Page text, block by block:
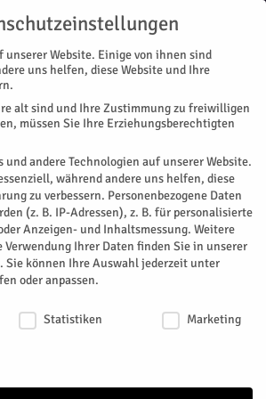
Verfolgungsjagd
Verfolgungsjagd
einem A4-Rastplatz habe sich ein 47
fahrenden Lkw eines mutmaßlichen
Der LKW-Fahrer habe den
beschädigt, habe dies ignoriert und
Rastplatz gefahren. Es geschah am
unserer Website. Einige von ihnen sind
uns helfen, diese Website und Ihre
alt sind und Ihre Zustimmung zu freiwilligen
müssen Sie Ihre Erziehungsberechtigten
und andere Technologien auf unserer Website.
während andere uns helfen, diese
zu verbessern. Personenbezogene Daten
(z. B. IP-Adressen), z. B. für personalisierte
Anzeigen- und Inhaltsmessung. Weitere
Ihrer Daten finden Sie in unserer
. Sie können Ihre Auswahl jederzeit unter
oder anpassen.
Statistiken
Marketing